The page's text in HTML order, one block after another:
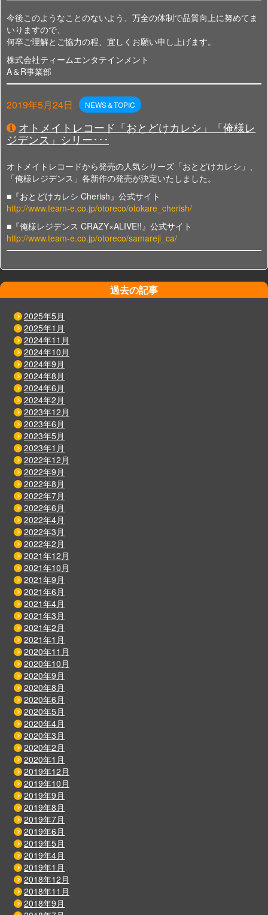
今後このようなことのないよう、万全の体制で品質向上に努めてま
いりますので、
何卒ご理解とご協力の程、宜しくお願い申し上げます。
株式会社ティームエンタテインメント
A＆R事業部
2019年5月24日 NEWS＆TOPIC
オトメイトレコード「おとどけカレシ」「俺様レ
ジデンス」シリー･･･
オトメイトレコードから発売の人気シリーズ「おとどけカレシ」、
「俺様レジデンス」各新作の発売が決定いたしました。
■『おとどけカレシ Cherish』公式サイト
http://www.team-e.co.jp/otoreco/otokare_cherish/
■『俺様レジデンス CRAZY×ALIVE!!』公式サイト
http://www.team-e.co.jp/otoreco/samareji_ca/
過去の記事
2025年5月
2025年1月
2024年11月
2024年10月
2024年9月
2024年8月
2024年6月
2024年2月
2023年12月
2023年6月
2023年5月
2023年1月
2022年12月
2022年9月
2022年8月
2022年7月
2022年6月
2022年4月
2022年3月
2022年2月
2021年12月
2021年10月
2021年9月
2021年6月
2021年4月
2021年3月
2021年2月
2021年1月
2020年11月
2020年10月
2020年9月
2020年8月
2020年6月
2020年5月
2020年4月
2020年3月
2020年2月
2020年1月
2019年12月
2019年10月
2019年9月
2019年8月
2019年7月
2019年6月
2019年5月
2019年4月
2019年1月
2018年12月
2018年11月
2018年9月